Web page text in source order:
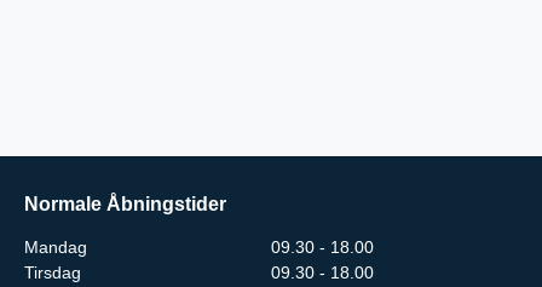
Normale Åbningstider
Mandag
09.30 - 18.00
Tirsdag
09.30 - 18.00